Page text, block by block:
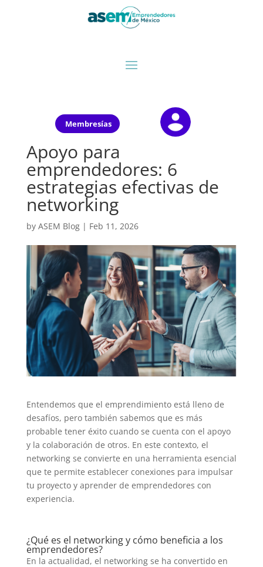
Membresías
Apoyo para
emprendedores: 6
estrategias efectivas de
networking
by ASEM Blog| Feb 11, 2026
Entendemos que el emprendimiento está lleno de
desafíos, pero también sabemos que es más
probable tener éxito cuando se cuenta con el apoyo
y la colaboración de otros. En este contexto, el
networking se convierte en una herramienta esencial
que te permite establecer conexiones para impulsar
tu proyecto y aprender de emprendedores con
experiencia.
¿Qué es el networking y cómo beneficia a los
emprendedores?
En la actualidad, el networking se ha convertido en